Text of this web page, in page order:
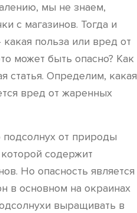
мы не знаем,
с магазинов. Тогда и
польза или вред от
может быть опасно? Как
статья. Определим, какая
вред от жаренных
подсолнух от природы
содержит
Но опасность является
в основном на окраинах
выращивать в